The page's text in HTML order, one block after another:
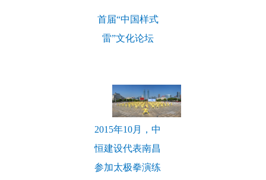
首届“中国样式
雷”文化论坛
2015年10月，中
恒建设代表南昌
参加太极拳演练